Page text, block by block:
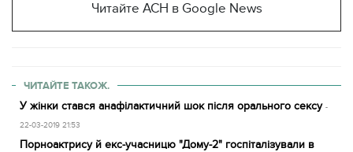
Читайте АСН в Google News
ЧИТАЙТЕ ТАКОЖ.
У жінки стався анафілактичний шок після орального сексу -
22-03-2019 21:53
Порноактрису й екс-учасницю "Дому-2" госпіталізували в